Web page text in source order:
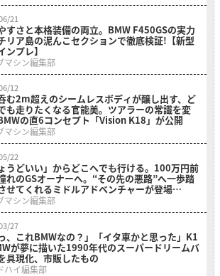
21
すさと本格装備の両立。BMW F450GSの実力
リア島の泥んこセクションで徹底検証!【新型
ンプレ】
マシン編集部
12
む2m超えのシームレスボディが醸し出す、ど
も走りたくなる官能美。ツアラーの常識を変
の直6コンセプト「Vision K18」が公開
マシン編集部
22
ょうどいい」からどこへでも行ける。100万円前
れのGSオーナーへ。“その先の悪路”へ一歩踏
せてくれるミドルアドベンチャーが登場
F 450 GS】
マシン編集部
27
、これBMWなの？」「イタ車かと思った」K1
が夢に描いた1990年代のスーパードリームバ
具現化、市販したもの
ハイ編集部